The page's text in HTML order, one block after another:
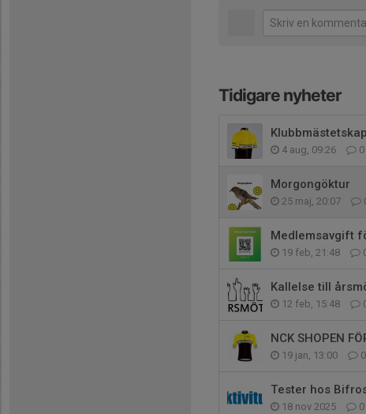
Tidigare nyheter
Klubbmästetskap
4 aug, 09:26 0
Morgongöktur
25 maj, 20:07
Medlemsavgift
19 feb, 21:48
Kallelse till
12 feb, 15:48
NCK SHOPEN
19 jan, 13:00 0
Tester hos
18 nov 2025 0